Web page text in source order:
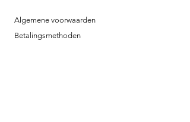
Algemene voorwaarden
Betalingsmethoden